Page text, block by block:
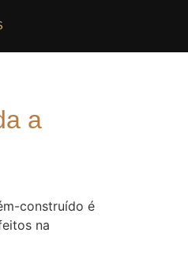
a
construído é
na